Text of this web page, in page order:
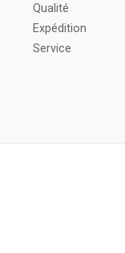
Qualité
Expédition
Service